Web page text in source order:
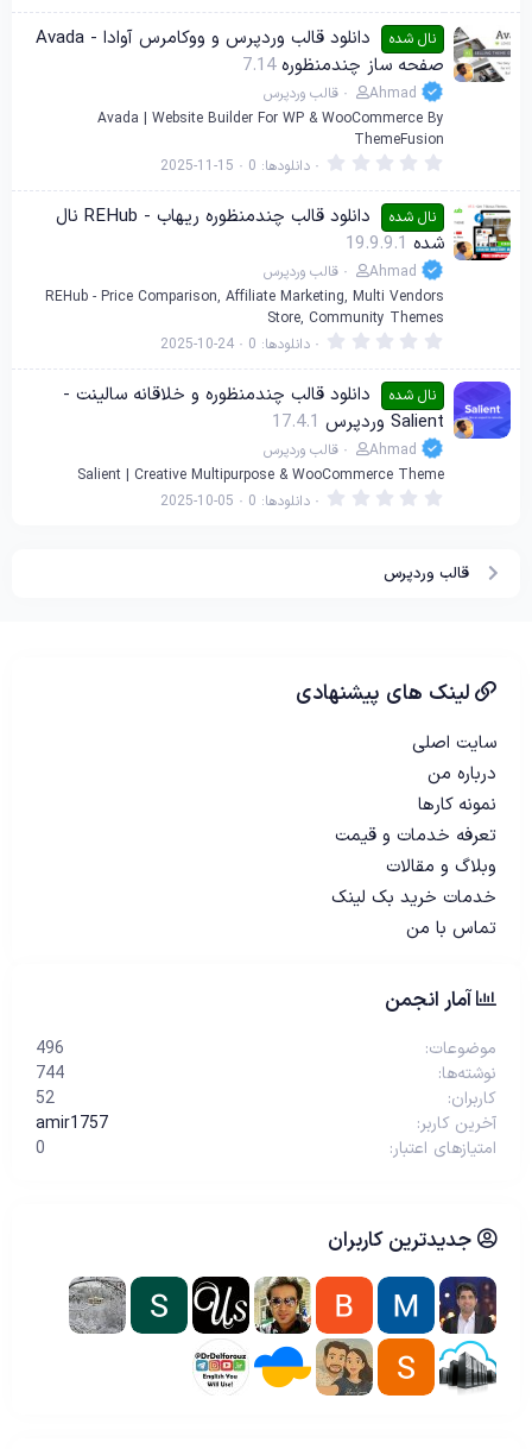
0
0
س
ت
ا
ر
ه
نال شده
دانلود قالب وردپرس و ووکامرس آوادا - Avada
صفحه ساز چندمنظوره 7.14
Ahmad
قالب وردپرس
Avada | Website Builder For WP & WooCommerce By
ThemeFusion
0
0
0
س
ا
ر
ه
دانلودها 0
2025-11-15
نال شده
دانلود قالب چندمنظوره ریهاب - REHub نال
شده 19.9.9.1
Ahmad
قالب وردپرس
REHub - Price Comparison, Affiliate Marketing, Multi Vendors
Store, Community Themes
0
0
0
س
ت
ا
ر
ه
دانلودها 0
2025-10-24
نال شده
دانلود قالب چندمنظوره و خلاقانه سالینت -
Salient وردپرس
17.4.1
Ahmad
قالب وردپرس
Salient | Creative Multipurpose & WooCommerce Theme
0 دانلودها 0
2025-10-05
قالب وردپرس
لینک های پیشنهادی
سایت اصلی
درباره من
نمونه کارها
تعرفه خدمات و قیمت
وبلاگ و مقالات
خدمات خرید بک لینک
تماس با من
آمار انجمن
موضوعات
496
نوشته‌ها
744
کاربران
52
آخرین کاربر
amir1757
امتیازهای اعتبار
0
جدیدترین کاربران